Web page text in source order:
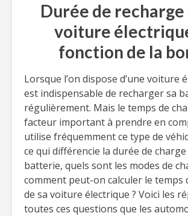
Durée de recharge
voiture
fonction de la
Lorsque l’on dispose d’une voiture
est indispensable de recharger sa
régulièrement. Mais le temps de
facteur important à prendre en
utilise fréquemment ce type de
ce qui différencie la durée de charge
batterie, quels sont les modes de
comment peut-on calculer le temps
de sa voiture électrique ? Voici les
toutes ces questions que les